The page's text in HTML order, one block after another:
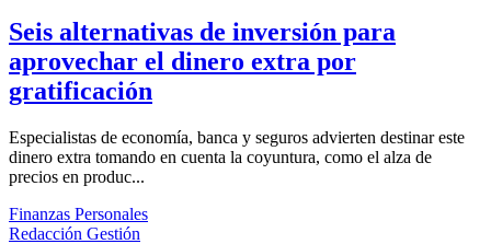
Seis alternativas de inversión para
aprovechar el dinero extra por
gratificación
Especialistas de economía, banca y seguros advierten destinar este
dinero extra tomando en cuenta la coyuntura, como el alza de
precios en produc...
Finanzas Personales
Redacción Gestión